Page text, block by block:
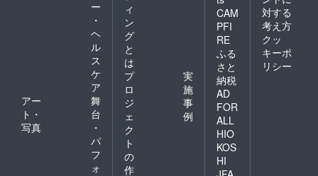
ー
・
ヘ
ル
ス
ケ
ア
アー
ト・
写真
舞
台
・
パ
フ
ォ
ィ
ン
グ
と
は
プ
ロ
ジ
ェ
ク
ト
の
作
実
施
事
例
CAM
PFI
RE
ふる
さと
納税
AD
FOR
ALL
HIO
KOS
HI
対する
考え方
クッ
キーポ
リシー